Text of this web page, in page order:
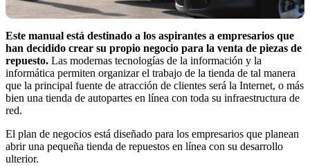
Este manual está destinado a los aspirantes a empresarios que
han decidido crear su propio negocio para la venta de piezas de
repuesto. Las modernas tecnologías de la información y la
informática permiten organizar el trabajo de la tienda de tal manera
que la principal fuente de atracción de clientes será la Internet, o más
bien una tienda de autopartes en línea con toda su infraestructura de
red.
El plan de negocios está diseñado para los empresarios que planean
abrir una pequeña tienda de repuestos en línea con su desarrollo
ulterior.